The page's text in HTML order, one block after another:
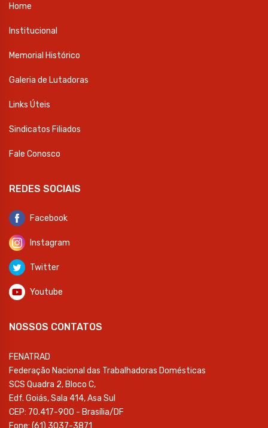
Home
Institucional
Memorial Histórico
Galeria de Lutadoras
Links Úteis
Sindicatos Filiados
Fale Conosco
REDES SOCIAIS
Facebook
Instagram
Twitter
Youtube
NOSSOS CONTATOS
FENATRAD
Federação Nacional das Trabalhadoras Domésticas
SCS Quadra 2, Bloco C,
Edf. Goiás, Sala 414, Asa Sul
CEP: 70.417-900 - Brasília/DF
Fone: (61) 3037-3871